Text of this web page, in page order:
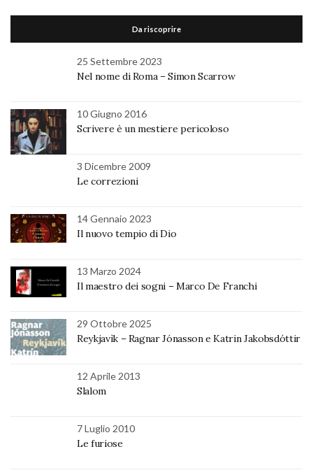
Da riscoprire
25 Settembre 2023
Nel nome di Roma – Simon Scarrow
10 Giugno 2016
Scrivere è un mestiere pericoloso
3 Dicembre 2009
Le correzioni
14 Gennaio 2023
Il nuovo tempio di Dio
13 Marzo 2024
Il maestro dei sogni – Marco De Franchi
29 Ottobre 2025
Reykjavìk – Ragnar Jónasson e Katrin Jakobsdóttir
12 Aprile 2013
Slalom
7 Luglio 2010
Le furiose